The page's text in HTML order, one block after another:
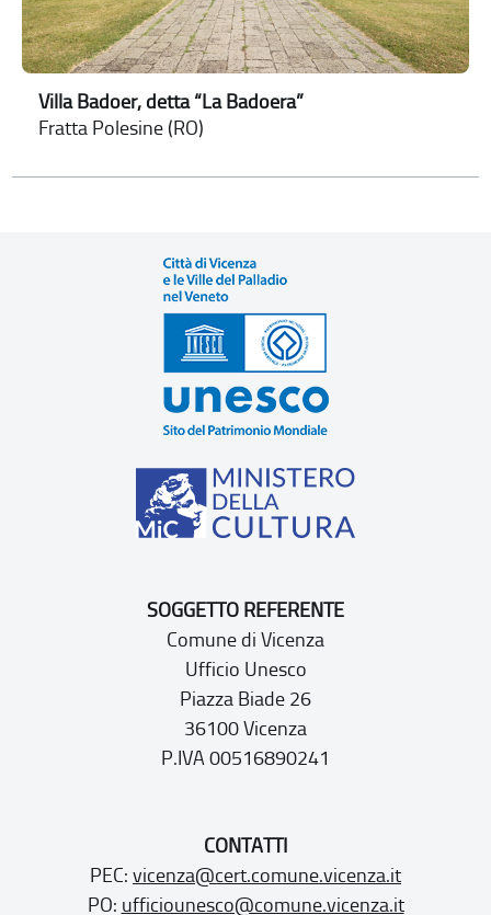
Villa Badoer, detta “La Badoera”
Fratta Polesine (RO)
SOGGETTO REFERENTE
Comune di Vicenza
Ufficio Unesco
Piazza Biade 26
36100 Vicenza
P.IVA 00516890241
CONTATTI
PEC: vicenza@cert.comune.vicenza.it
PO: ufficiounesco@comune.vicenza.it